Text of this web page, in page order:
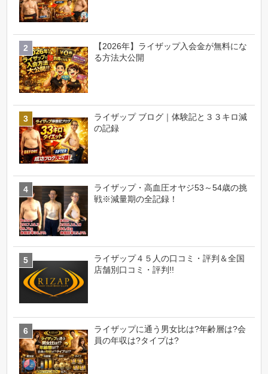
【2026年】ライザップ入会金が無料にな
る方法大公開
ライザップ ブログ｜体験記と３３キロ減
の記録
ライザップ・高血圧オヤジ53～54歳の挑
戦※減量期の全記録！
ライザップ４５人の口コミ・評判＆全国
店舗別口コミ・評判!!
ライザップに通う男女比は?年齢層は?会
員の年収は?タイプは?